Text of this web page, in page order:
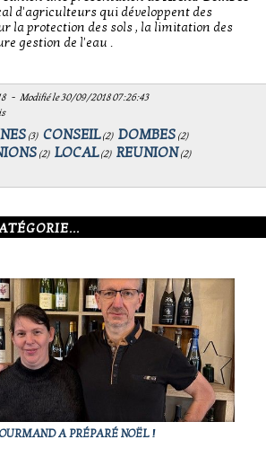
d'agriculteurs qui développent des
la protection des sols , la limitation des
gestion de l'eau .
- Modifié le 30/09/2018 07:26:43
(3) CONSEIL(2) DOMBES (2)
(2) LOCAL(2) REUNION (2)
A PRÉPARÉ NOËL !